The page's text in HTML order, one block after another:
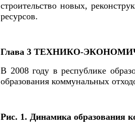
строительство новых,
ресурсов.
Глава 3 ТЕХНИКО-
В 2008 году в республике
образования коммунальных
Рис. 1. Динамика образования